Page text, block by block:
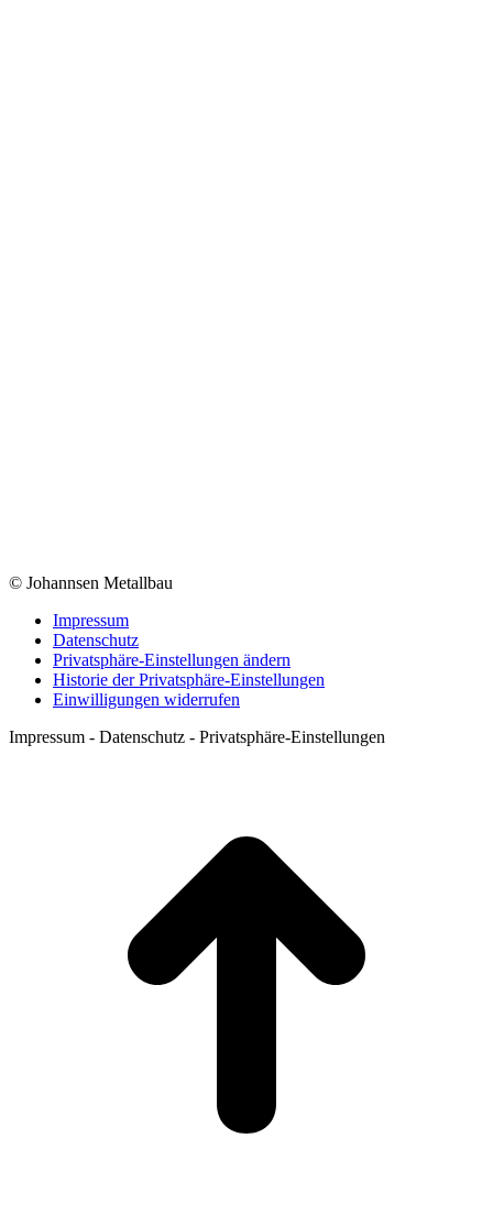
© Johannsen Metallbau
Impressum
Datenschutz
Privatsphäre-Einstellungen ändern
Historie der Privatsphäre-Einstellungen
Einwilligungen widerrufen
Impressum - Datenschutz - Privatsphäre-Einstellungen